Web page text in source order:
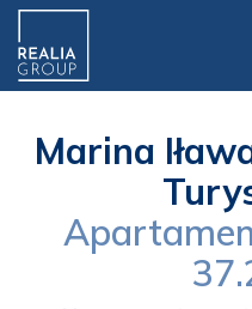
Marina